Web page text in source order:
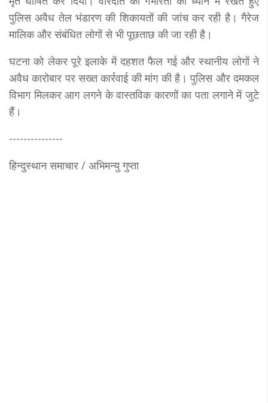
पुलिस अवैध तेल भंडारण की शिकायतों की जांच कर रही है। गैरेज
मालिक और संबंधित लोगों से भी पूछताछ की जा रही है।
घटना को लेकर पूरे इलाके में दहशत फैल गई और स्थानीय लोगों ने
अवैध कारोबार पर सख्त कार्रवाई की मांग की है। पुलिस और दमकल
विभाग मिलकर आग लगने के वास्तविक कारणों का पता लगाने में जुटे
हैं।
---------------
हिन्दुस्थान समाचार / अभिमन्यु गुप्ता